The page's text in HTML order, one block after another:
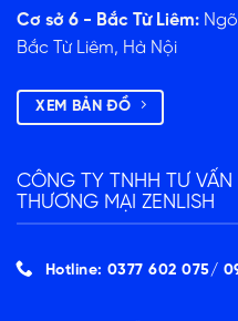
Cơ sở 6 - Bắc Từ Liêm:
Bắc Từ Liêm, Hà Nội
XEM BẢN ĐỒ
CÔNG TY TNHH TƯ
THƯƠNG MẠI ZENLISH
Hotline: 0377 602 075/